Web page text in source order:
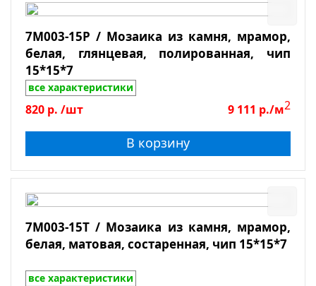
7M003-15P / Мозаика из камня, мрамор,
белая, глянцевая, полированная, чип
15*15*7
все характеристики
820 р. /шт 9 111 р./м2
В корзину
7M003-15T / Мозаика из камня, мрамор,
белая, матовая, состаренная, чип 15*15*7
все характеристики